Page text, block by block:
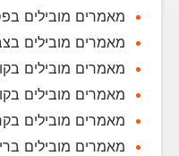
מאמרים מובילים
מאמרים מובילים
מאמרים מובילים
מאמרים מובילים
מאמרים מובילים
מאמרים מובילים